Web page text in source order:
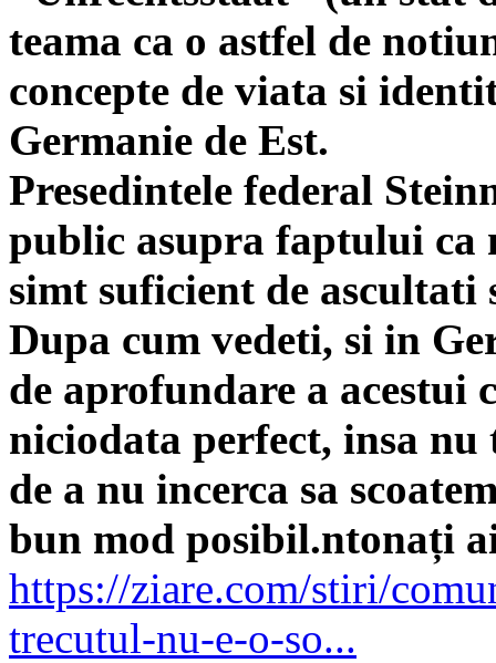
teama ca o astfel de
concepte de viata si
Germanie de Est.
Presedintele federal
public asupra faptului ca
simt suficient de ascultati
Dupa cum vedeti, si in
de aprofundare a acestui
niciodata perfect, insa
de a nu incerca sa
bun mod posibil.ntonați
https://ziare.com/stiri/
trecutul-nu-e-o-so...